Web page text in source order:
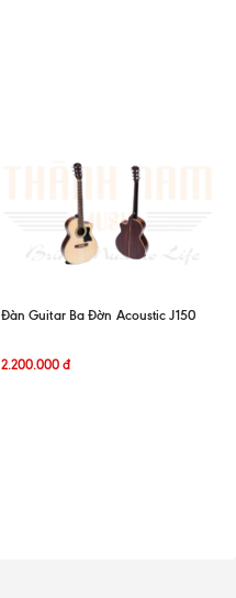
Đàn Guitar Ba Đờn Acoustic J150
2.200.000 đ